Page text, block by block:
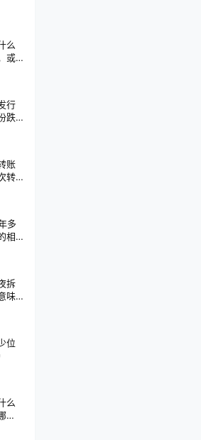
么
或
行
跌
账
转
多
相
拆
味
位
么